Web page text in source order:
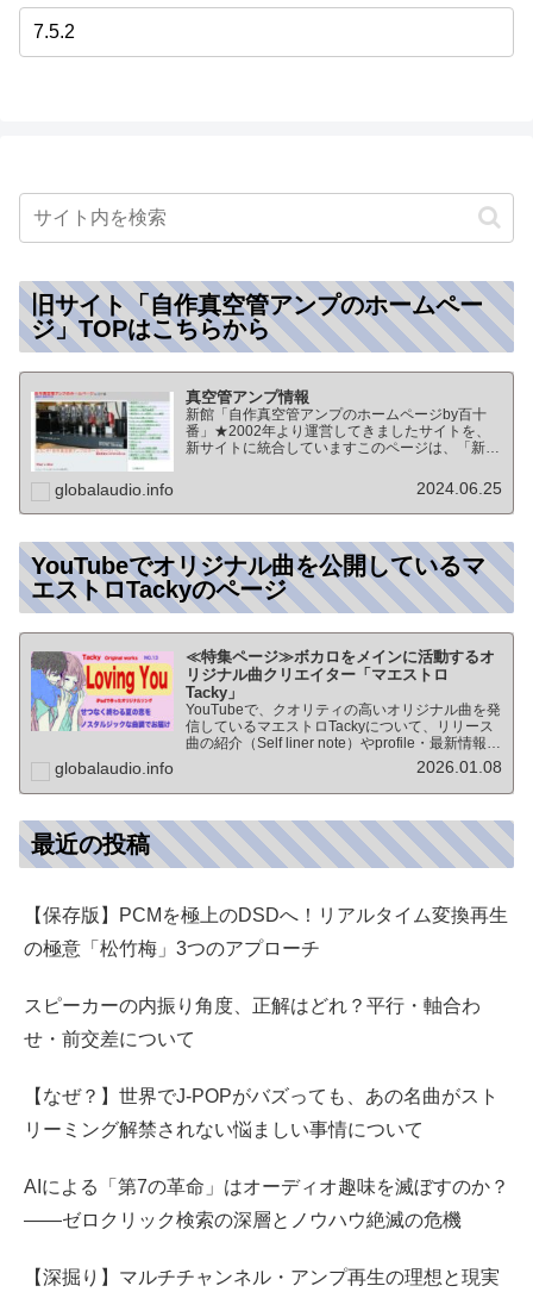
旧サイト「自作真空管アンプのホームペー
ジ」TOPはこちらから
真空管アンプ情報
新館「自作真空管アンプのホームページby百十
番」★2002年より運営してきましたサイトを、
新サイトに統合していますこのページは、「新
のTOPページになりますオーディオ情報全般の
globalaudio.info 2024.06.25
YouTubeでオリジナル曲を公開しているマ
エストロTackyのページ
≪特集ページ≫ボカロをメインに活動するオ
リジナル曲クリエイター「マエストロ
Tacky」
YouTubeで、クオリティの高いオリジナル曲を発
信しているマエストロTackyについて、リリース
曲の紹介（Self liner note）やprofile・最新情報な
ど★動画チャンネル登録100人突破記念作品の生
globalaudio.info 2026.01.08
最近の投稿
【保存版】PCMを極上のDSDへ！リアルタイム変換再生
の極意「松竹梅」3つのアプローチ
スピーカーの内振り角度、正解はどれ？平行・軸合わ
せ・前交差について
【なぜ？】世界でJ-POPがバズっても、あの名曲がスト
リーミング解禁されない悩ましい事情について
AIによる「第7の革命」はオーディオ趣味を滅ぼすのか？
――ゼロクリック検索の深層とノウハウ絶滅の危機
【深掘り】マルチチャンネル・アンプ再生の理想と現実